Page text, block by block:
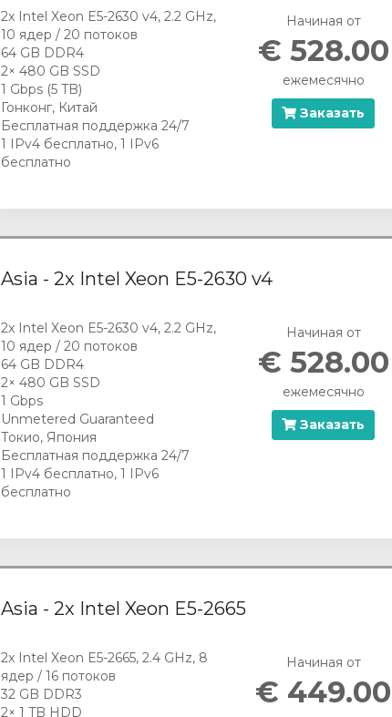
2x Intel Xeon E5-2630 v4, 2.2 GHz,
10 ядер / 20 потоков
64 GB DDR4
2× 480 GB SSD
1 Gbps (5 TB)
Гонконг, Китай
Бесплатная поддержка 24/7
1 IPv4 бесплатно, 1 IPv6
бесплатно
Начиная от
€ 528.00
ежемесячно
Заказать
Asia - 2x Intel Xeon E5-2630 v4
2x Intel Xeon E5-2630 v4, 2.2 GHz,
10 ядер / 20 потоков
64 GB DDR4
2× 480 GB SSD
1 Gbps
Unmetered Guaranteed
Токио, Япония
Бесплатная поддержка 24/7
1 IPv4 бесплатно, 1 IPv6
бесплатно
Начиная от
€ 528.00
ежемесячно
Заказать
Asia - 2x Intel Xeon E5-2665
2x Intel Xeon E5-2665, 2.4 GHz, 8
ядер / 16 потоков
32 GB DDR3
2× 1 TB HDD
Начиная от
€ 449.00